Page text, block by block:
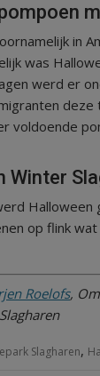
in
was
werd er
deze
voldoende
Winter
Halloween
op flink
Roelofs,
Slagharen,